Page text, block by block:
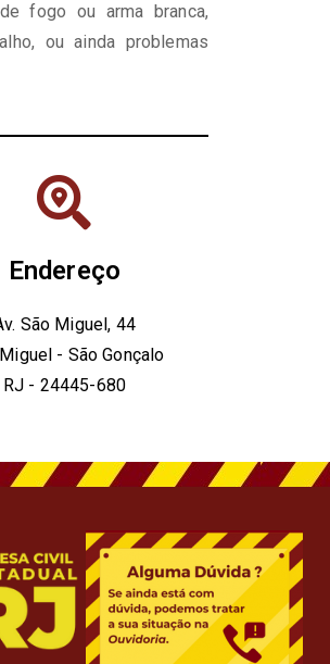
fogo ou arma branca,
ou ainda problemas
Endereço
São Miguel, 44
- São Gonçalo
RJ - 24445-680